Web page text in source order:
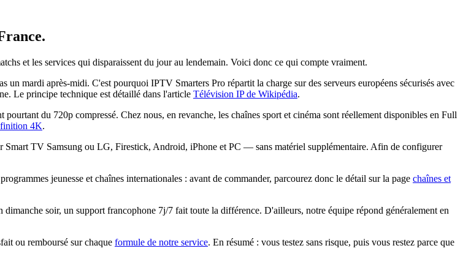
et les services qui disparaissent du jour au lendemain. Voici donc ce qui compte vraiment.
mardi après-midi. C'est pourquoi IPTV Smarters Pro répartit la charge sur des serveurs européens sécurisés avec
Le principe technique est détaillé dans l'article Télévision IP de Wikipédia.
du 720p compressé. Chez nous, en revanche, les chaînes sport et cinéma sont réellement disponibles en Full
4K.
Smart TV Samsung ou LG, Firestick, Android, iPhone et PC — sans matériel supplémentaire. Afin de configurer
jeunesse et chaînes internationales : avant de commander, parcourez donc le détail sur la page chaînes et
dimanche soir, un support francophone 7j/7 fait toute la différence. D'ailleurs, notre équipe répond généralement en
ou remboursé sur chaque formule de notre service. En résumé : vous testez sans risque, puis vous restez parce que